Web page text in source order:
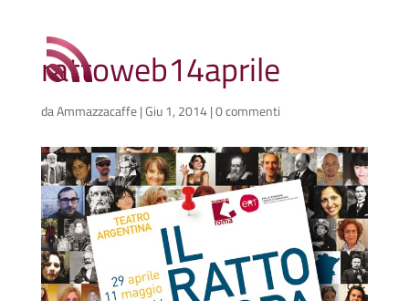
rattoweb14aprile
daAmmazzacaffe|Giu 1, 2014|0 commenti